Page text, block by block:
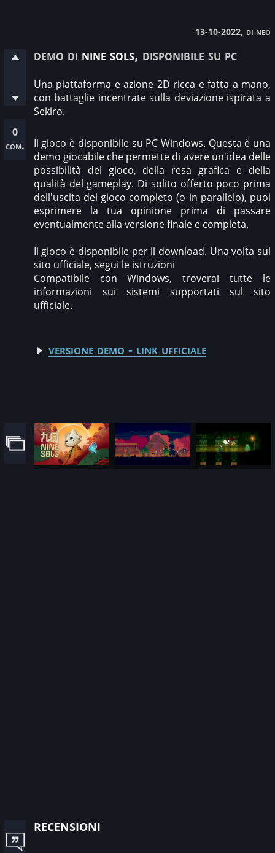
13-10-2022, di neo
0
com.
demo di nine sols, disponibile su pc
Una piattaforma e azione 2D ricca e fatta a mano,
con battaglie incentrate sulla deviazione ispirata a
Sekiro.
Il gioco è disponibile su PC Windows. Questa è una
demo giocabile che permette di avere un'idea delle
possibilità del gioco, della resa grafica e della
qualità del gameplay. Di solito offerto poco prima
dell'uscita del gioco completo (o in parallelo), puoi
esprimere la tua opinione prima di passare
eventualmente alla versione finale e completa.
Il gioco è disponibile per il download. Una volta sul
sito ufficiale, segui le istruzioni
Compatibile con Windows, troverai tutte le
informazioni sui sistemi supportati sul sito
ufficiale.
versione demo - link ufficiale
recensioni